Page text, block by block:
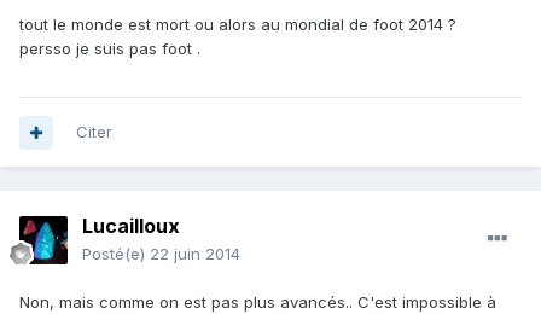
tout le monde est mort ou alors au mondial de foot 2014 ?
persso je suis pas foot .
Citer
Lucailloux
Posté(e) 22 juin 2014
Non, mais comme on est pas plus avancés.. C'est impossible à